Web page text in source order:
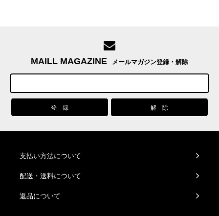
MAILL MAGAZINE メールマガジン登録・解除
支払い方法について
配送・送料について
返品について